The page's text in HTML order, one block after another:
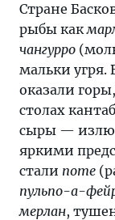
Стране
рыбы как
чангурро
мальки угря.
оказали
столах
сыры —
яркими
стали поте
пульпо-а-
мерлан,